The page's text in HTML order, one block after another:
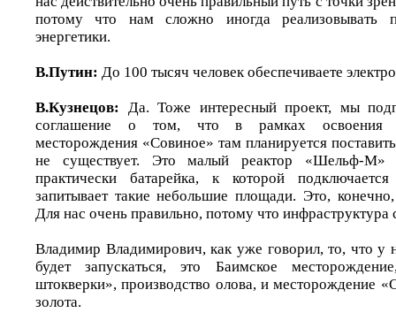
потому что нам сложно иногда реализовывать
энергетики.
В.Путин: До 100 тысяч человек обеспечиваете
В.Кузнецов: Да. Тоже интересный проект, мы
соглашение о том, что в рамках освоения
месторождения «Совиное» там планируется
не существует. Это малый реактор «Шельф-М»
практически батарейка, к которой
запитывает такие небольшие площади. Это,
Для нас очень правильно, потому что инфраструктура
Владимир Владимирович, как уже говорил, то, что у
будет запускаться, это Баимское
штокверки», производство олова, и месторождение
золота.